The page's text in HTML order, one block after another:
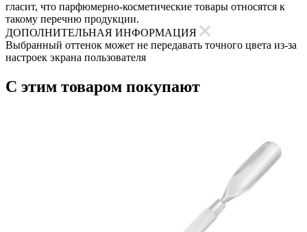
гласит, что парфюмерно-косметические товары относятся к
такому перечню продукции.
ДОПОЛНИТЕЛЬНАЯ ИНФОРМАЦИЯ
Выбранный оттенок может не передавать точного цвета из-за
настроек экрана пользователя
С этим товаром покупают